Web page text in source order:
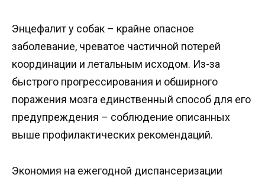
Энцефалит у собак – крайне опасное
заболевание, чреватое частичной потерей
координации и летальным исходом. Из-за
быстрого прогрессирования и обширного
поражения мозга единственный способ для его
предупреждения – соблюдение описанных
выше профилактических рекомендаций.
Экономия на ежегодной диспансеризации